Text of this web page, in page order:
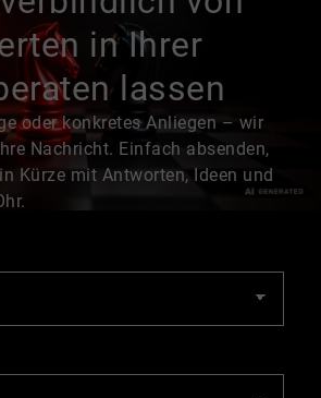
in Ihrer
lassen
oder konkretes Anliegen – wir
Nachricht. Einfach absenden,
Kürze mit Antworten, Ideen und